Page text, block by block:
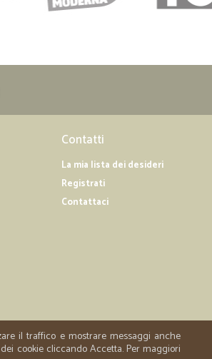
Contatti
La mia lista dei desideri
Registrati
Contattaci
il traffico e mostrare messaggi anche
cookie cliccando Accetta. Per maggiori